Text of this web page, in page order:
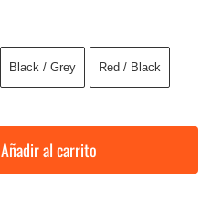
Black / Grey Red / Black
Añadir al carrito